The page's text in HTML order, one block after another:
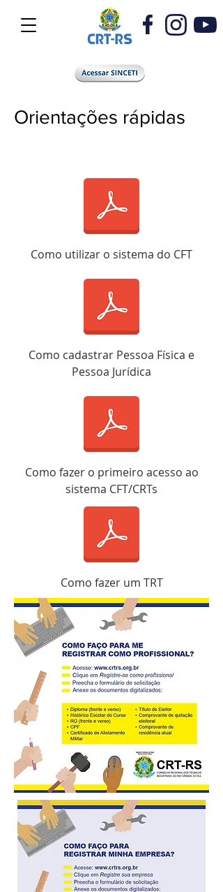
Orientações rápidas
Como utilizar o sistema do CFT
Como cadastrar Pessoa Física e
Pessoa Jurídica
Como fazer o primeiro acesso ao
sistema CFT/CRTs
Como fazer um TRT